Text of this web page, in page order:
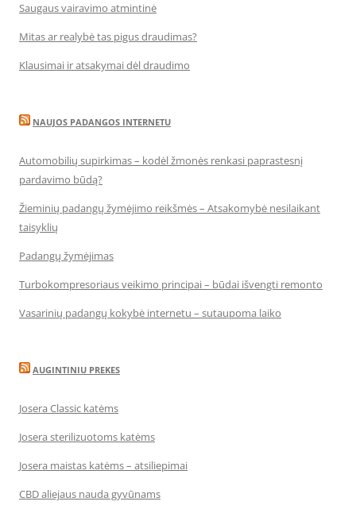
Saugaus vairavimo atmintinė
Mitas ar realybė tas pigus draudimas?
Klausimai ir atsakymai dėl draudimo
NAUJOS PADANGOS INTERNETU
Automobilių supirkimas – kodėl žmonės renkasi paprastesnį
pardavimo būdą?
Žieminių padangų žymėjimo reikšmės – Atsakomybė nesilaikant
taisyklių
Padangų žymėjimas
Turbokompresoriaus veikimo principai – būdai išvengti remonto
Vasarinių padangų kokybė internetu – sutaupoma laiko
AUGINTINIU PREKES
Josera Classic katėms
Josera sterilizuotoms katėms
Josera maistas katėms – atsiliepimai
CBD aliejaus nauda gyvūnams